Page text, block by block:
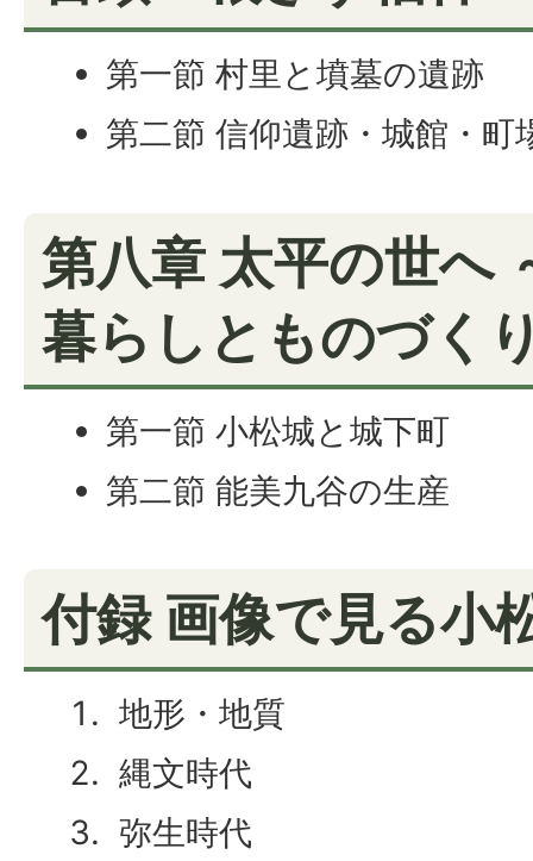
第一節 村里と墳墓の遺跡
第二節 信仰遺跡・城館・町
第八章 太平の世へ
暮らしとものづく
第一節 小松城と城下町
第二節 能美九谷の生産
付録 画像で見る小
地形・地質
縄文時代
弥生時代